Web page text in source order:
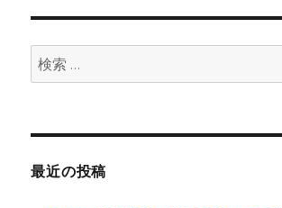
検
索:
最近の投稿